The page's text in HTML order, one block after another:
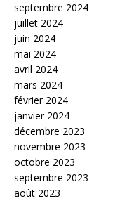
septembre 2024
juillet 2024
juin 2024
mai 2024
avril 2024
mars 2024
février 2024
janvier 2024
décembre 2023
novembre 2023
octobre 2023
septembre 2023
août 2023